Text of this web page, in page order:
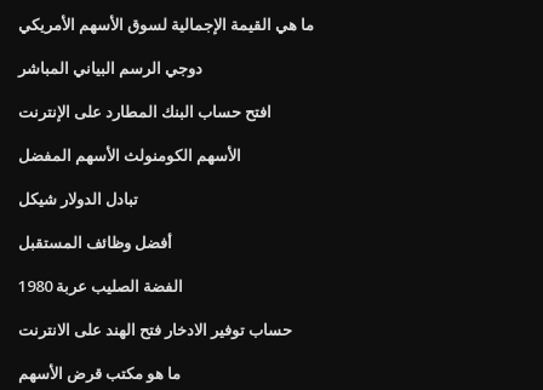
ما هي القيمة الإجمالية لسوق الأسهم الأمريكي
دوجي الرسم البياني المباشر
افتح حساب البنك المطارد على الإنترنت
الأسهم الكومنولث الأسهم المفضل
تبادل الدولار شيكل
أفضل وظائف المستقبل
1980 الفضة الصليب عربة
حساب توفير الادخار فتح الهند على الانترنت
ما هو مكتب قرض الأسهم